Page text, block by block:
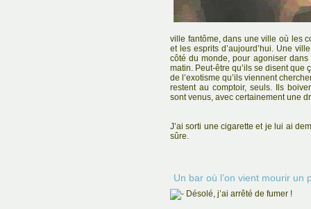
ville fantôme, dans une ville où les
et les esprits d’aujourd’hui. Une
côté du monde, pour agoniser
matin. Peut-être qu’ils se disent que
de l’exotisme qu’ils viennent
restent au comptoir, seuls. Ils
sont venus, avec certainement une
J’ai sorti une cigarette et je lui ai
sûre.
Un bar où l’on vient mourir un
Désolé, j’ai arrêté de fumer !